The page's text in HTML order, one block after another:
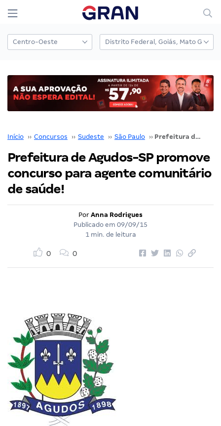
Início ›› Concursos ›› Sudeste ›› São Paulo ›› Prefeitura de Agudos-SP promove concurso para agente comunitário de saúde!
Prefeitura de Agudos-SP promove
concurso para agente comunitário
de saúde!
Por Anna Rodrigues
Publicado em 09/09/15
1 min. de leitura
0 0